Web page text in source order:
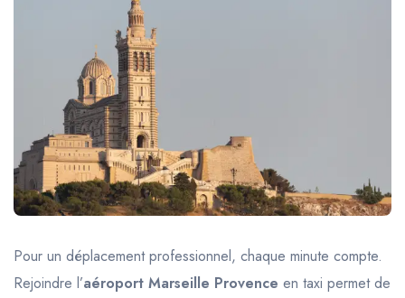
Pour un déplacement professionnel, chaque minute compte.
Rejoindre l’aéroport Marseille Provence en taxi permet de